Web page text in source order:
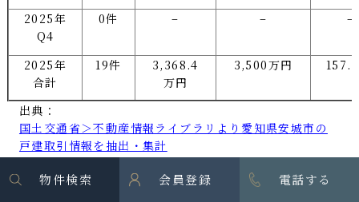
2025年
Q4
0件 – – –
2025年
合計
19件
3,368.4
万円
3,500万円
出典：
国土交通省＞不動産情報ライブラリより愛知県安城市の
戸建取引情報を抽出・集計
物件検索 会員登録 電話する